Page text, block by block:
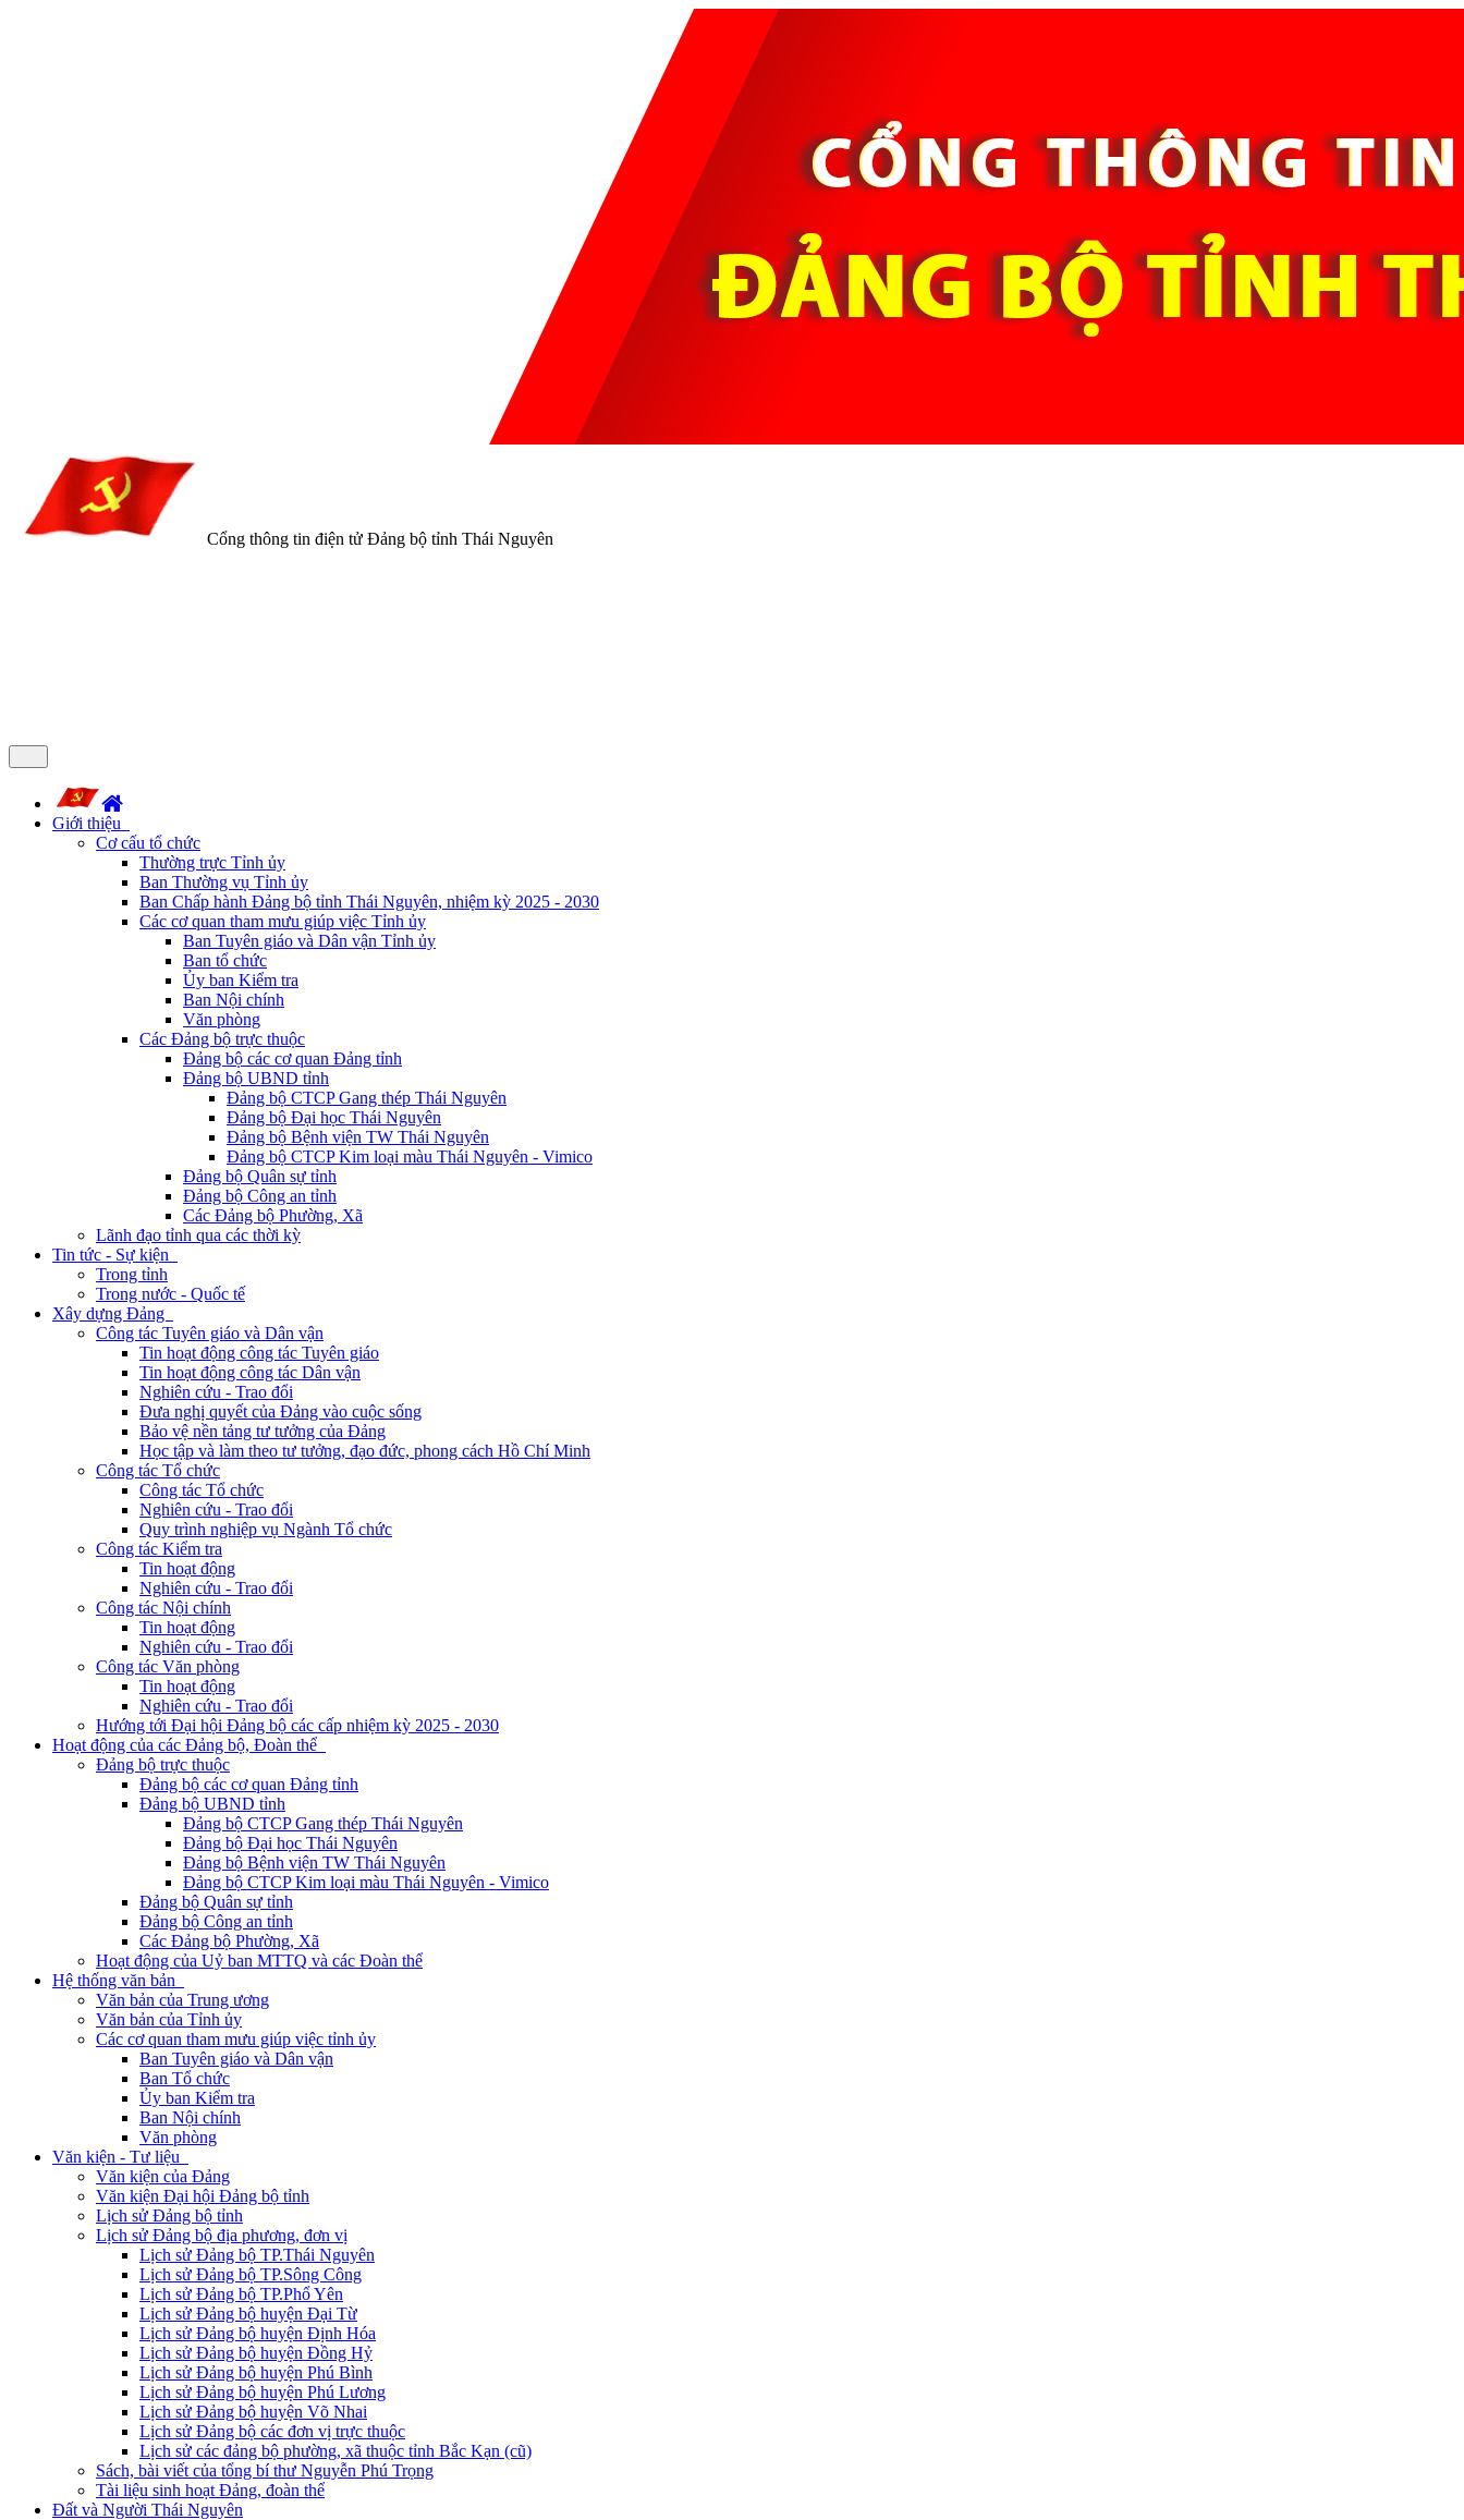
Cổng thông tin điện tử Đảng bộ tỉnh Thái Nguyên
Giới thiệu
Cơ cấu tổ chức
Thường trực Tỉnh ủy
Ban Thường vụ Tỉnh ủy
Ban Chấp hành Đảng bộ tỉnh Thái Nguyên, nhiệm kỳ 2025 - 2030
Các cơ quan tham mưu giúp việc Tỉnh ủy
Ban Tuyên giáo và Dân vận Tỉnh ủy
Ban tổ chức
Ủy ban Kiểm tra
Ban Nội chính
Văn phòng
Các Đảng bộ trực thuộc
Đảng bộ các cơ quan Đảng tỉnh
Đảng bộ UBND tỉnh
Đảng bộ CTCP Gang thép Thái Nguyên
Đảng bộ Đại học Thái Nguyên
Đảng bộ Bệnh viện TW Thái Nguyên
Đảng bộ CTCP Kim loại màu Thái Nguyên - Vimico
Đảng bộ Quân sự tỉnh
Đảng bộ Công an tỉnh
Các Đảng bộ Phường, Xã
Lãnh đạo tỉnh qua các thời kỳ
Tin tức - Sự kiện
Trong tỉnh
Trong nước - Quốc tế
Xây dựng Đảng
Công tác Tuyên giáo và Dân vận
Tin hoạt động công tác Tuyên giáo
Tin hoạt động công tác Dân vận
Nghiên cứu - Trao đổi
Đưa nghị quyết của Đảng vào cuộc sống
Bảo vệ nền tảng tư tưởng của Đảng
Học tập và làm theo tư tưởng, đạo đức, phong cách Hồ Chí Minh
Công tác Tổ chức
Công tác Tổ chức
Nghiên cứu - Trao đổi
Quy trình nghiệp vụ Ngành Tổ chức
Công tác Kiểm tra
Tin hoạt động
Nghiên cứu - Trao đổi
Công tác Nội chính
Tin hoạt động
Nghiên cứu - Trao đổi
Công tác Văn phòng
Tin hoạt động
Nghiên cứu - Trao đổi
Hướng tới Đại hội Đảng bộ các cấp nhiệm kỳ 2025 - 2030
Hoạt động của các Đảng bộ, Đoàn thể
Đảng bộ trực thuộc
Đảng bộ các cơ quan Đảng tỉnh
Đảng bộ UBND tỉnh
Đảng bộ CTCP Gang thép Thái Nguyên
Đảng bộ Đại học Thái Nguyên
Đảng bộ Bệnh viện TW Thái Nguyên
Đảng bộ CTCP Kim loại màu Thái Nguyên - Vimico
Đảng bộ Quân sự tỉnh
Đảng bộ Công an tỉnh
Các Đảng bộ Phường, Xã
Hoạt động của Uỷ ban MTTQ và các Đoàn thể
Hệ thống văn bản
Văn bản của Trung ương
Văn bản của Tỉnh ủy
Các cơ quan tham mưu giúp việc tỉnh ủy
Ban Tuyên giáo và Dân vận
Ban Tổ chức
Ủy ban Kiểm tra
Ban Nội chính
Văn phòng
Văn kiện - Tư liệu
Văn kiện của Đảng
Văn kiện Đại hội Đảng bộ tỉnh
Lịch sử Đảng bộ tỉnh
Lịch sử Đảng bộ địa phương, đơn vị
Lịch sử Đảng bộ TP.Thái Nguyên
Lịch sử Đảng bộ TP.Sông Công
Lịch sử Đảng bộ TP.Phổ Yên
Lịch sử Đảng bộ huyện Đại Từ
Lịch sử Đảng bộ huyện Định Hóa
Lịch sử Đảng bộ huyện Đồng Hỷ
Lịch sử Đảng bộ huyện Phú Bình
Lịch sử Đảng bộ huyện Phú Lương
Lịch sử Đảng bộ huyện Võ Nhai
Lịch sử Đảng bộ các đơn vị trực thuộc
Lịch sử các đảng bộ phường, xã thuộc tỉnh Bắc Kạn (cũ)
Sách, bài viết của tổng bí thư Nguyễn Phú Trọng
Tài liệu sinh hoạt Đảng, đoàn thể
Đất và Người Thái Nguyên